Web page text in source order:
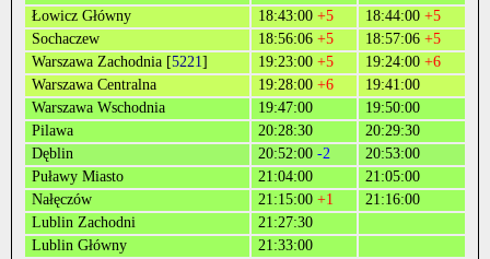
Łowicz Główny
18:43:00 +5 18:44:00 +5
Sochaczew
18:56:06 +5 18:57:06 +5
Warszawa Zachodnia [5221] 19:23:00 +5 19:24:00 +6
Warszawa Centralna
19:28:00 +6
19:41:00
Warszawa Wschodnia
19:47:00
19:50:00
Pilawa
20:28:30
20:29:30
Dęblin
20:52:00 -2
20:53:00
Puławy Miasto
21:04:00
21:05:00
Nałęczów
21:15:00 +1
21:16:00
Lublin Zachodni
21:27:30
Lublin Główny
21:33:00